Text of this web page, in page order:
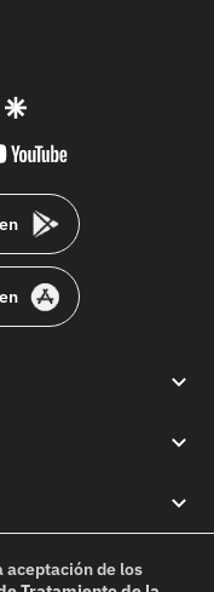
twittergoogle
youtube-
aceptación de los